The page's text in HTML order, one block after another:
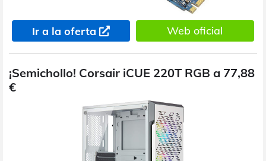
Ir a la oferta Web oficial
¡Semichollo! Corsair iCUE 220T RGB a 77,88
€